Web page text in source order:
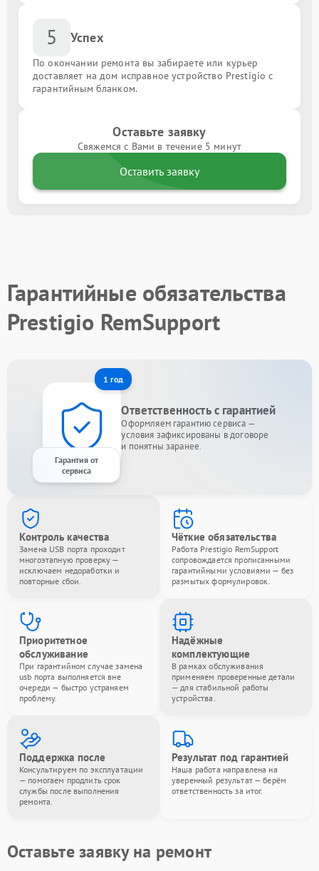
5 Успех
По окончании ремонта вы забираете или курьер
доставляет на дом исправное устройство Prestigio с
гарантийным бланком.
Оставьте заявку
Свяжемся с Вами в течение 5 минут
Оставить заявку
Гарантийные обязательства
Prestigio RemSupport
1 год
Гарантия от
сервиса
Ответственность с гарантией
Оформляем гарантию сервиса —
условия зафиксированы в договоре
и понятны заранее.
Контроль качества
Замена USB порта проходит
многоэтапную проверку —
исключаем недоработки и
повторные сбои.
Чёткие обязательства
Работа Prestigio RemSupport
сопровождается прописанными
гарантийными условиями — без
размытых формулировок.
Приоритетное
обслуживание
При гарантийном случае замена
usb порта выполняется вне
очереди — быстро устраняем
проблему.
Надёжные
комплектующие
В рамках обслуживания
применяем проверенные детали
— для стабильной работы
устройства.
Поддержка после
Консультируем по эксплуатации
— помогаем продлить срок
службы после выполнения
ремонта.
Результат под гарантией
Наша работа направлена на
уверенный результат — берём
ответственность за итог.
Оставьте заявку на ремонт